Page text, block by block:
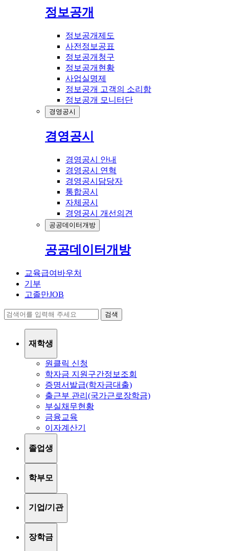
정보공개
정보공개제도
사전정보공표
정보공개청구
정보공개현황
사업실명제
정보공개 고객의 소리함
정보공개 모니터단
경영공시
경영공시
경영공시 안내
경영공시 연혁
경영공시담당자
통합공시
자체공시
경영공시 개선의견
공공데이터개방
공공데이터개방
교육급여바우처
기부
고졸만JOB
검색
재학생
원클릭 신청
학자금 지원구간정보조회
증명서발급(학자금대출)
출근부 관리(국가근로장학금)
부실채무현황
금융교육
이자계산기
졸업생
학부모
기업/기관
장학금